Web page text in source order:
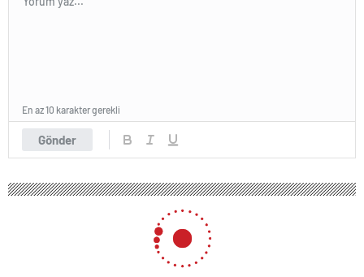
Gönder
En az 10 karakter gerekli